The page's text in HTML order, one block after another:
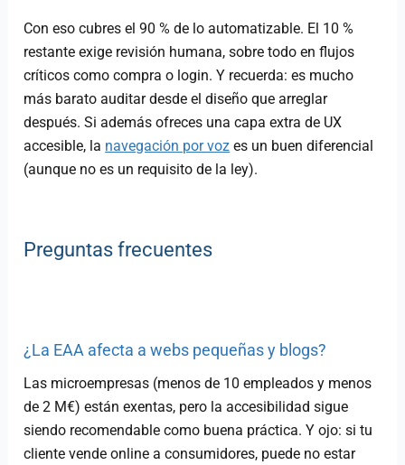
Con eso cubres el 90 % de lo automatizable. El 10 %
restante exige revisión humana, sobre todo en flujos
críticos como compra o login. Y recuerda: es mucho
más barato auditar desde el diseño que arreglar
después. Si además ofreces una capa extra de UX
accesible, la navegación por voz es un buen diferencial
(aunque no es un requisito de la ley).
Preguntas frecuentes
¿La EAA afecta a webs pequeñas y blogs?
Las microempresas (menos de 10 empleados y menos
de 2 M€) están exentas, pero la accesibilidad sigue
siendo recomendable como buena práctica. Y ojo: si tu
cliente vende online a consumidores, puede no estar